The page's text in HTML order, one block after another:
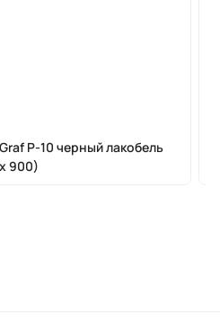
P-10 черный лакобель
900)